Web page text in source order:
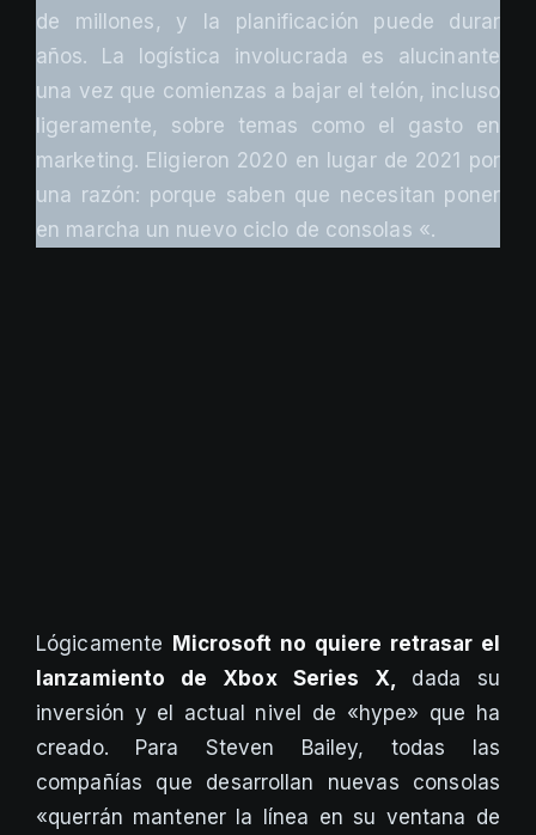
de millones, y la planificación puede durar
años. La logística involucrada es alucinante
una vez que comienzas a bajar el telón, incluso
ligeramente, sobre temas como el gasto en
marketing. Eligieron 2020 en lugar de 2021 por
una razón: porque saben que necesitan poner
en marcha un nuevo ciclo de consolas «.
Lógicamente Microsoft no quiere retrasar el
lanzamiento de Xbox Series X, dada su
inversión y el actual nivel de «hype» que ha
creado. Para Steven Bailey, todas las
compañías que desarrollan nuevas consolas
«querrán mantener la línea en su ventana de